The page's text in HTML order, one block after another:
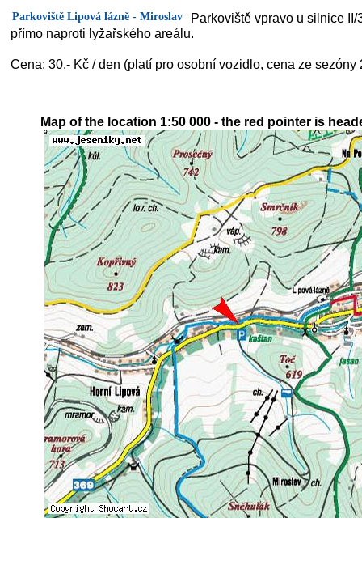
Parkoviště Lipová lázně - Miroslav
Parkoviště vpravo u silnice
přímo naproti lyžařského areálu.
Cena: 30.- Kč / den (platí pro osobní vozidlo, cena ze sezóny
Map of the location 1:50 000 - the red pointer is